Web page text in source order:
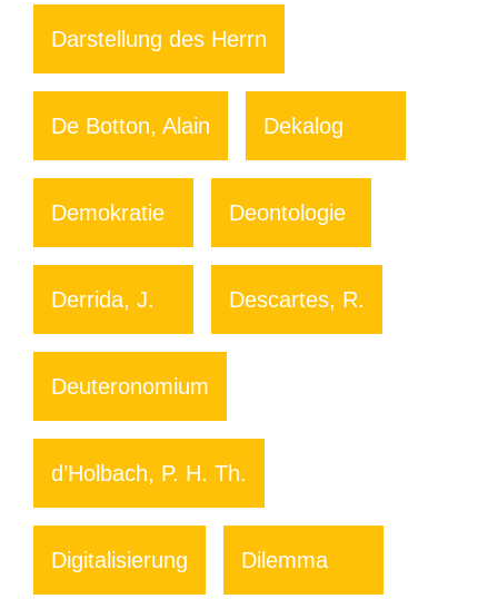
Darstellung des Herrn
De Botton, Alain Dekalog
Demokratie Deontologie
Derrida, J. Descartes, R.
Deuteronomium
d’Holbach, P. H. Th.
Digitalisierung Dilemma